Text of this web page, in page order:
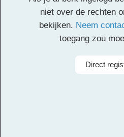
Facebook
TwitterEmailPinterestLinkedIn
niet over de rechten
bekijken. Neem
toegang zou
Direct
Yamila A. Bavio